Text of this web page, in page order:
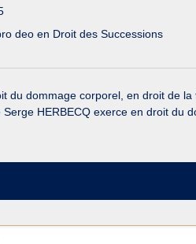
deo en Droit des Successions
du dommage corporel, en droit de la
HERBECQ exerce en droit du